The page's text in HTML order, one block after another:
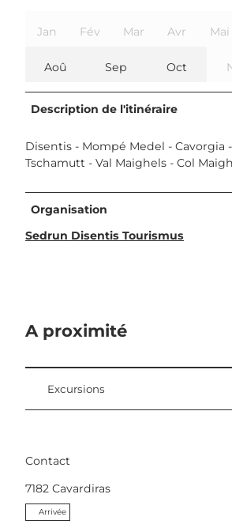
Jan Fév Mar Avr Mai
Aoû Sep Oct
Description de l'itinéraire
Disentis - Mompé Medel - Cavorgia
Tschamutt - Val Maighels - Col
Organisation
Sedrun Disentis Tourismus
A proximité
Excursions
Contact
7182 Cavardiras
Arrivée